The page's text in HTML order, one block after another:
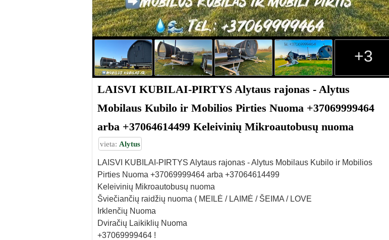
+3
LAISVI KUBILAI-PIRTYS Alytaus rajonas - Alytus
Mobilaus Kubilo ir Mobilios Pirties Nuoma +37069999464
arba +37064614499 Keleivinių Mikroautobusų nuoma
vieta: Alytus
LAISVI KUBILAI-PIRTYS Alytaus rajonas - Alytus Mobilaus Kubilo ir Mobilios
Pirties Nuoma +37069999464 arba +37064614499
Keleivinių Mikroautobusų nuoma
Šviečiančių raidžių nuoma ( MEILĖ / LAIMĖ / ŠEIMA / LOVE
Irklenčių Nuoma
Dviračių Laikiklių Nuoma
+37069999464 !